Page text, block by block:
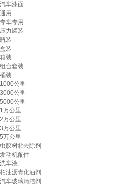
汽车漆面
通用
专车专用
压力罐装
瓶装
盒装
箱装
组合套装
桶装
1000公里
3000公里
5000公里
1万公里
2万公里
3万公里
5万公里
虫胶树粘去除剂
发动机配件
洗车液
柏油沥青化油剂
汽车玻璃清洁剂